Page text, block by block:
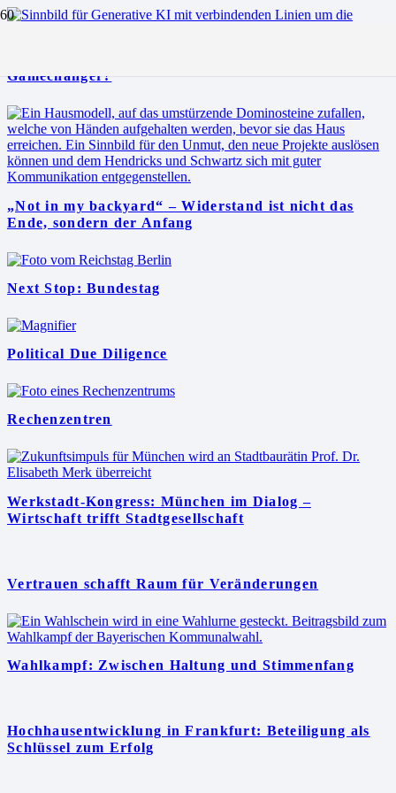
Gamechanger?
„Not in my backyard“ – Widerstand ist nicht das
Ende, sondern der Anfang
Next Stop: Bundestag
Political Due Diligence
Rechenzentren
Werkstadt-Kongress: München im Dialog –
Wirtschaft trifft Stadtgesellschaft
Vertrauen schafft Raum für Veränderungen
Wahlkampf: Zwischen Haltung und Stimmenfang
Hochhausentwicklung in Frankfurt: Beteiligung als
Schlüssel zum Erfolg